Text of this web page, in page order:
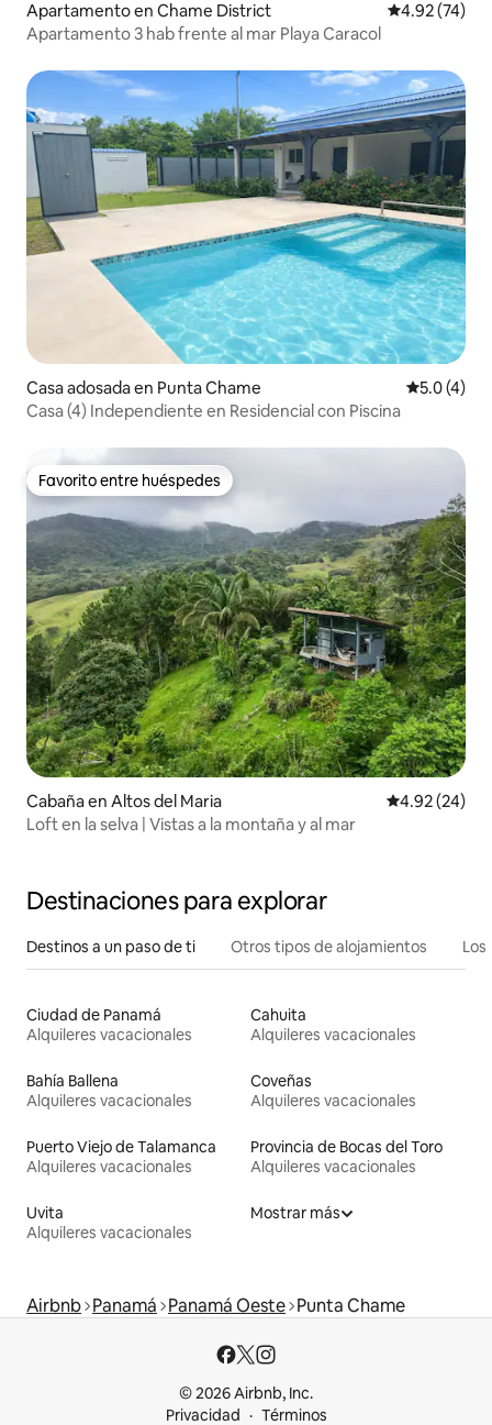
Apartamento en Chame District Calificación
4.92 (74)
Apartamento 3 hab frente al mar Playa Caracol
Casa adosada en Punta Chame
5.0 (4)
Casa (4) Independiente en Residencial con Piscina
Favorito entre huéspedes
Favorito entre huéspedes
Cabaña en Altos del Maria Calificación
4.92 (24)
Loft en la selva | Vistas a la montaña y al mar
Destinaciones para explorar
Destinos a un paso de ti Otros tipos de alojamientos
Ciudad de Panamá
Alquileres vacacionales
Cahuita
Alquileres vacacionales
Bahía Ballena
Alquileres vacacionales
Coveñas
Alquileres vacacionales
Puerto Viejo de Talamanca
Alquileres vacacionales
Provincia de Bocas del Toro
Alquileres vacacionales
Uvita
Alquileres vacacionales
Mostrar más
Airbnb Panamá Panamá Oeste Punta Chame
© 2026 Airbnb, Inc.
Privacidad
Términos